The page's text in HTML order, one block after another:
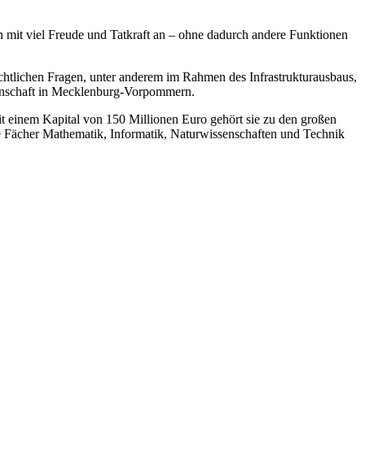
viel Freude und Tatkraft an – ohne dadurch andere Funktionen
Fragen, unter anderem im Rahmen des Infrastrukturausbaus,
in Mecklenburg-Vorpommern.
Kapital von 150 Millionen Euro gehört sie zu den großen
Mathematik, Informatik, Naturwissenschaften und Technik